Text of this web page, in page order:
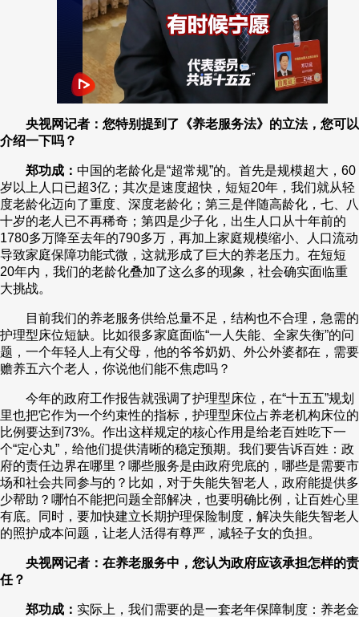
央视网记者：您特别提到了《养老服务法》的立法，您可以
介绍一下吗？
郑功成： 中国的老龄化是“超常规”的。首先是规模超大，60
岁以上人口已超3亿；其次是速度超快，短短20年，我们就从轻
度老龄化迈向了重度、深度老龄化；第三是伴随高龄化，七、八
十岁的老人已不再稀奇；第四是少子化，出生人口从十年前的
1780多万降至去年的790多万，再加上家庭规模缩小、人口流动
导致家庭保障功能式微，这就形成了巨大的养老压力。在短短
20年内，我们的老龄化叠加了这么多的现象，社会确实面临重
大挑战。
目前我们的养老服务供给总量不足，结构也不合理，急需的
护理型床位短缺。比如很多家庭面临“一人失能、全家失衡”的问
题，一个年轻人上有父母，他的爷爷奶奶、外公外婆都在，需要
赡养五六个老人，你说他们能不焦虑吗？
今年的政府工作报告就强调了护理型床位，在“十五五”规划
里也把它作为一个约束性的指标，护理型床位占养老机构床位的
比例要达到73%。作出这样规定的核心作用是给老百姓吃下一
个“定心丸”，给他们提供清晰的稳定预期。我们要告诉百姓：政
府的责任边界在哪里？哪些服务是由政府兜底的，哪些是需要市
场和社会共同参与的？比如，对于失能失智老人，政府能提供多
少帮助？哪怕不能把问题全部解决，也要明确比例，让百姓心里
有底。同时，要加快建立长期护理保险制度，解决失能失智老人
的照护成本问题，让老人活得有尊严，减轻子女的负担。
央视网记者：在养老服务中，您认为政府应该承担怎样的责
任？
郑功成： 实际上，我们需要的是一套老年保障制度：养老金